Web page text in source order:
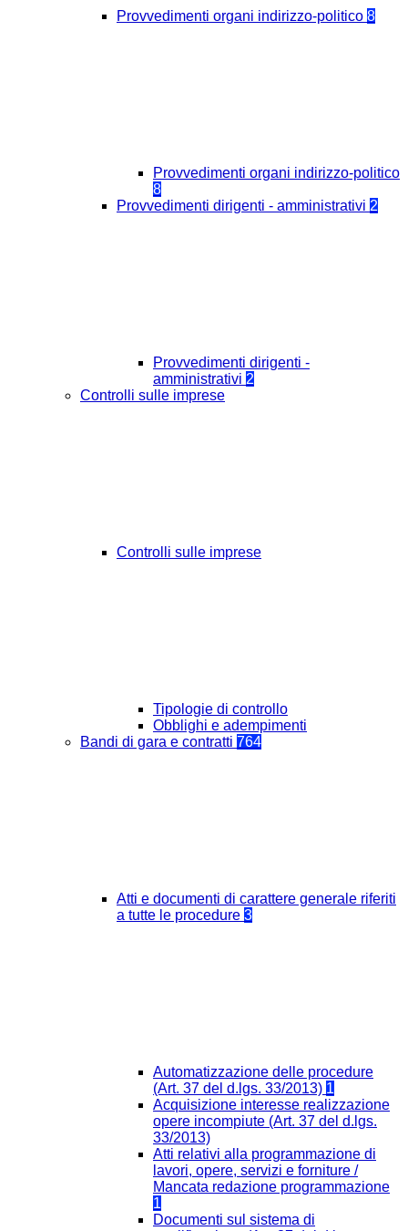
Provvedimenti organi indirizzo-politico 8
Provvedimenti organi indirizzo-politico
8
Provvedimenti dirigenti - amministrativi 2
Provvedimenti dirigenti -
amministrativi 2
Controlli sulle imprese
Controlli sulle imprese
Tipologie di controllo
Obblighi e adempimenti
Bandi di gara e contratti 764
Atti e documenti di carattere generale riferiti
a tutte le procedure 3
Automatizzazione delle procedure
(Art. 37 del d.lgs. 33/2013) 1
Acquisizione interesse realizzazione
opere incompiute (Art. 37 del d.lgs.
33/2013)
Atti relativi alla programmazione di
lavori, opere, servizi e forniture /
Mancata redazione programmazione
1
Documenti sul sistema di